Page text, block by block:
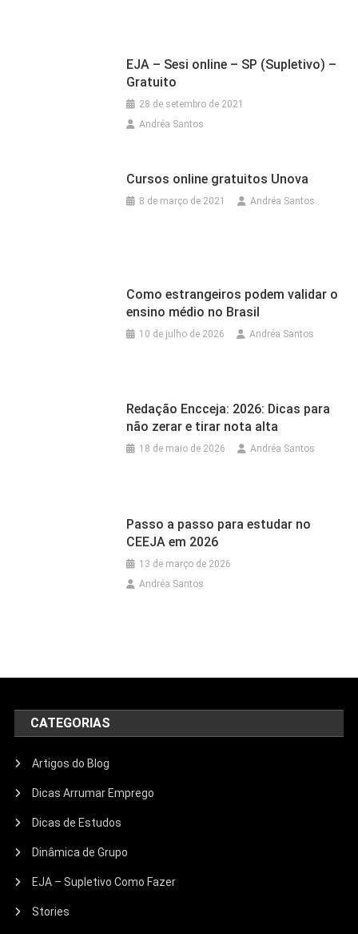
EJA – Sesi online – SP (Supletivo) –
Gratuito
28 de setembro de 2021
Andréa Santos
Cursos online gratuitos Unova
8 de março de 2021 Andréa Santos
Como estrangeiros podem validar o
ensino médio no Brasil
10 de julho de 2026 Andréa Santos
Redação Encceja: 2026: Dicas para
não zerar e tirar nota alta
18 de maio de 2026 Andréa Santos
Passo a passo para estudar no
CEEJA em 2026
13 de março de 2026
Andréa Santos
CATEGORIAS
Artigos do Blog
Dicas Arrumar Emprego
Dicas de Estudos
Dinâmica de Grupo
EJA – Supletivo Como Fazer
Stories